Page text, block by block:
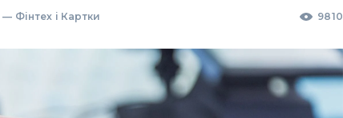
— Фінтех і Картки 9810